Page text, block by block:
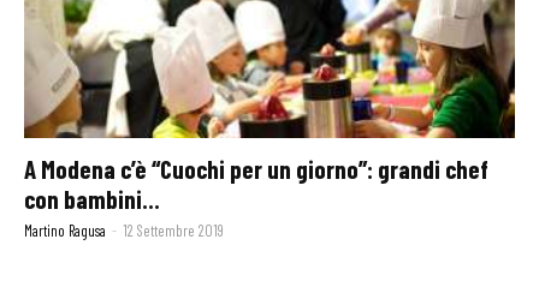
A Modena c’è “Cuochi per un giorno”: grandi chef
con bambini...
Martino Ragusa - 12 Settembre 2019